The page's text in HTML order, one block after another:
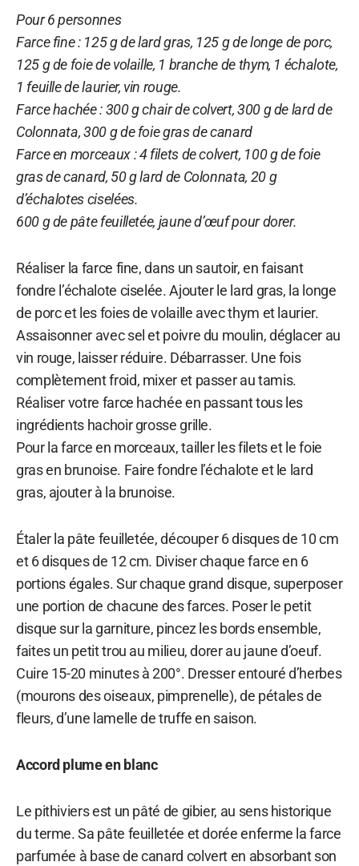
Pour 6 personnes
Farce fine : 125 g de lard gras, 125 g de longe de porc,
125 g de foie de volaille, 1 branche de thym, 1 échalote,
1 feuille de laurier, vin rouge.
Farce hachée : 300 g chair de colvert, 300 g de lard de
Colonnata, 300 g de foie gras de canard
Farce en morceaux : 4 filets de colvert, 100 g de foie
gras de canard, 50 g lard de Colonnata, 20 g
d’échalotes ciselées.
600 g de pâte feuilletée, jaune d’œuf pour dorer.
Réaliser la farce fine, dans un sautoir, en faisant
fondre l’échalote ciselée. Ajouter le lard gras, la longe
de porc et les foies de volaille avec thym et laurier.
Assaisonner avec sel et poivre du moulin, déglacer au
vin rouge, laisser réduire. Débarrasser. Une fois
complètement froid, mixer et passer au tamis.
Réaliser votre farce hachée en passant tous les
ingrédients hachoir grosse grille.
Pour la farce en morceaux, tailler les filets et le foie
gras en brunoise. Faire fondre l’échalote et le lard
gras, ajouter à la brunoise.
Étaler la pâte feuilletée, découper 6 disques de 10 cm
et 6 disques de 12 cm. Diviser chaque farce en 6
portions égales. Sur chaque grand disque, superposer
une portion de chacune des farces. Poser le petit
disque sur la garniture, pincez les bords ensemble,
faites un petit trou au milieu, dorer au jaune d’oeuf.
Cuire 15-20 minutes à 200°. Dresser entouré d’herbes
(mourons des oiseaux, pimprenelle), de pétales de
fleurs, d’une lamelle de truffe en saison.
Accord plume en blanc
Le pithiviers est un pâté de gibier, au sens historique
du terme. Sa pâte feuilletée et dorée enferme la farce
parfumée à base de canard colvert en absorbant son